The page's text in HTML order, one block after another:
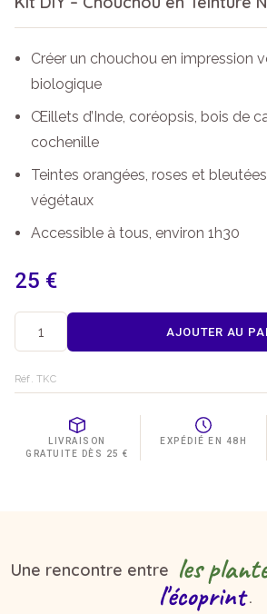
Créer un chouchou en impression
biologique
Œillets d’Inde, coréopsis, bois de
cochenille
Teintes orangées, roses et
végétaux
Accessible à tous, environ 1h30
25 €
quantité
de
Kit
DIY
Chouchou
Teinture
AJOUTER AU
Réf. TKC
LIVRAISON
GRATUITE DÈS 25 €
EXPÉDIÉ EN 48H
Une rencontre entre les
l'écoprint .